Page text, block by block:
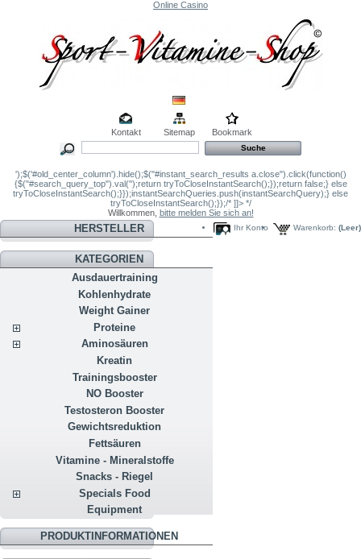
Online Casino
Kontakt Sitemap Bookmark
');$('#old_center_column').hide();$("#instant_search_results a.close").click(function()
{$("#search_query_top").val('');return tryToCloseInstantSearch();});return false;} else
tryToCloseInstantSearch();}});instantSearchQueries.push(instantSearchQuery);} else
tryToCloseInstantSearch();});/* ]]> */
Willkommen, bitte melden Sie sich an!
Warenkorb: (Leer)
Ihr Konto
HERSTELLER
KATEGORIEN
Ausdauertraining
Kohlenhydrate
Weight Gainer
Proteine
Aminosäuren
Kreatin
Trainingsbooster
NO Booster
Testosteron Booster
Gewichtsreduktion
Fettsäuren
Vitamine - Mineralstoffe
Snacks - Riegel
Specials Food
Equipment
PRODUKTINFORMATIONEN